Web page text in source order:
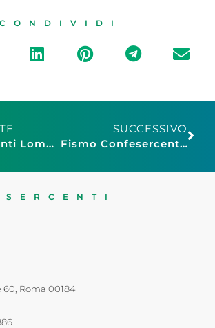
CONDIVIDI
Confesercenti Lombardia, turismo: aggiornamenti dal Tavolo regionale delle politiche per l’attrattività
SUCCESSIVO
Fismo Confesercenti Pistoia, saldi estivi al via: “Attendere tale data e mantenere alta la fiducia dei consumatori”
60, Roma 00184